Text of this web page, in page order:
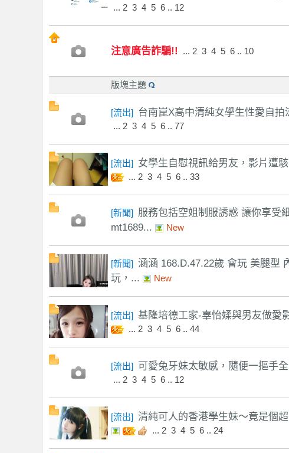
園
... 2 3 4 5 6 .. 12
注意廣告詐騙!! ... 2 3 4 5 6 .. 10
版塊主題
[流出] 台南崑X高中清純女學生性愛自拍
... 2 3 4 5 6 .. 77
[流出] 女學生自慰視訊給男友，影片遭
... 2 3 4 5 6 .. 33
[新聞] 服務包括空姐制服誘惑 讓你享受
mt1689...
New
[新聞] 涵涵 168.D.47.22歲 會玩 美腿型
玩，...
New
[流出] 基隆培德工家-辜怡媃與男友做愛
... 2 3 4 5 6 .. 44
[流出] 可愛兔牙妹太敏感，隨便一摳手
... 2 3 4 5 6 .. 12
[流出] 清純可人的香港學生妹～竟是個
... 2 3 4 5 6 .. 24